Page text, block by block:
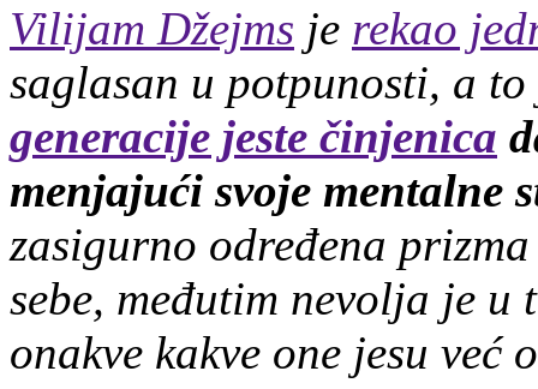
Vilijam Džejms je rekao
saglasan u potpunosti, a
generacije jeste činjenica
menjajući svoje mentalne
zasigurno određena
sebe, međutim nevolja je
onakve kakve one jesu već